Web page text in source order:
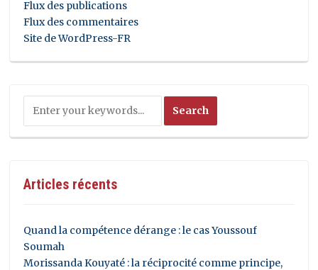
Flux des publications
Flux des commentaires
Site de WordPress-FR
Articles récents
Quand la compétence dérange : le cas Youssouf
Soumah
Morissanda Kouyaté : la réciprocité comme principe,